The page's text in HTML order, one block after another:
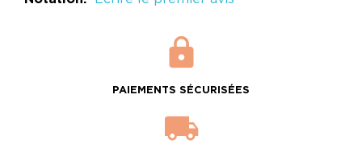
PAIEMENTS SÉCURISÉES